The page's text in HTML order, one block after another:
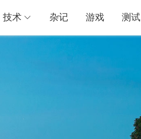
技术 杂记 游戏 测试